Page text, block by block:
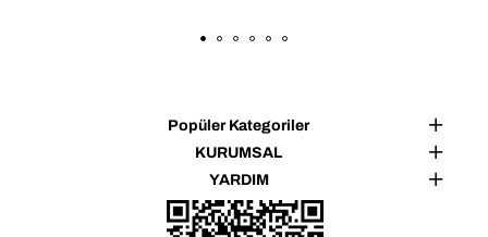
✔ Fotoğraf ve video çekimleri
Popüler Kategoriler
KURUMSAL
YARDIM